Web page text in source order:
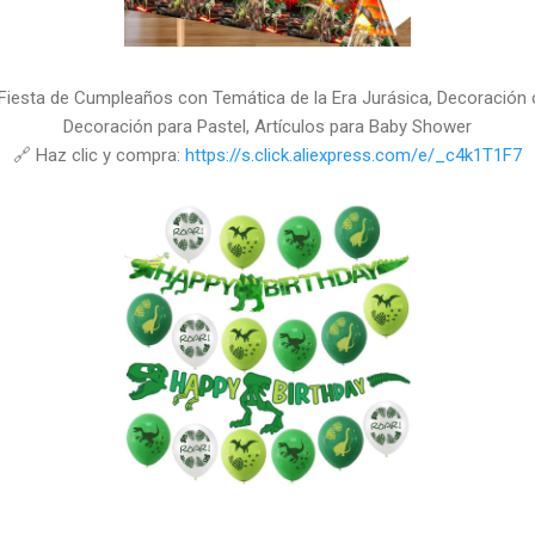
de Cumpleaños con Temática de la Era Jurásica, Decoración
Decoración para Pastel, Artículos para Baby Shower
🔗 Haz clic y compra: https://s.click.aliexpress.com/e/_c4k1T1F7